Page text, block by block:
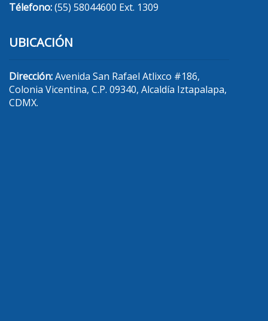
Télefono:(55) 58044600 Ext. 1309
UBICACIÓN
Dirección:Avenida San Rafael Atlixco #186,
Colonia Vicentina, C.P. 09340, Alcaldía Iztapalapa,
CDMX.